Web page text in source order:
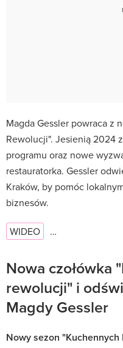
Magda Gessler powraca z
Rewolucji". Jesienią 2024
programu oraz nowe
restauratorka. Gessler
Kraków, by pomóc
biznesów.
WIDEO …
Nowa czołówka
rewolucji" i
Magdy Gessler
Nowy sezon